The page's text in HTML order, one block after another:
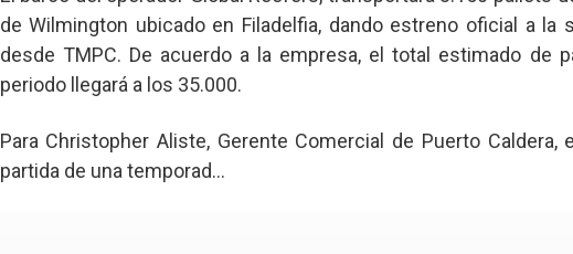
de Wilmington ubicado en Filadelfia, dando estreno oficial a la
desde TMPC. De acuerdo a la empresa, el total estimado de
periodo llegará a los 35.000.
Para Christopher Aliste, Gerente Comercial de Puerto
partida de una temporad...